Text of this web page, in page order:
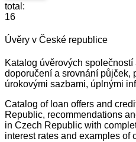
total:
16
Úvěry v České republice
Katalog úvěrových
doporučení a srovnání půjček,
úrokovými sazbami, úplnými
Catalog of loan offers and
Republic, recommendations
in Czech Republic with
interest rates and examples of